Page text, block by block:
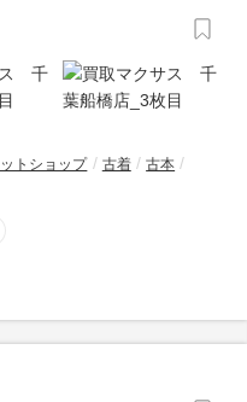
トショップ 古着
古本